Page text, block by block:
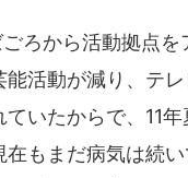
ろから活動拠点を
活動が減り、テ
いたからで、11
もまだ病気は続